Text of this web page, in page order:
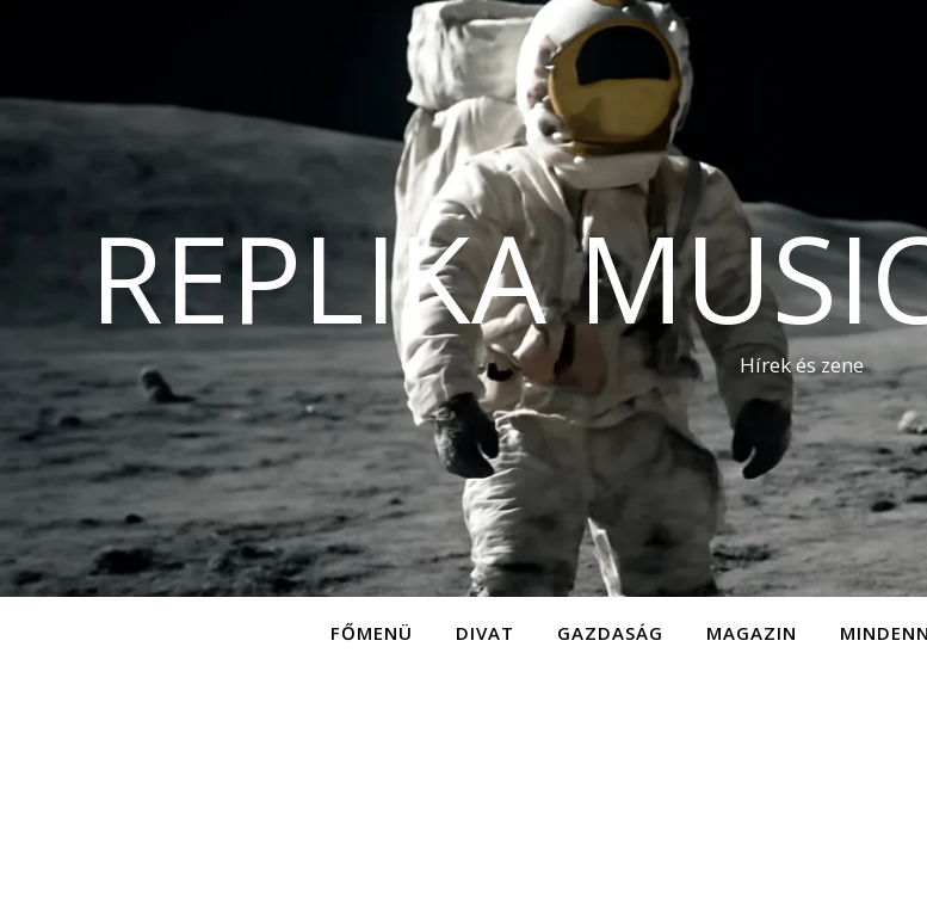
REPLIKA
Hírek és zene
FŐMENÜ DIVAT GAZDASÁG MAGAZIN